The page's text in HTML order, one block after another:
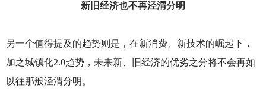
新旧经济也不再泾渭分明
另一个值得提及的趋势则是，在新消费、新技术的崛起下，
加之城镇化2.0趋势，未来新、旧经济的优劣之分将不会再如
以往那般泾渭分明。